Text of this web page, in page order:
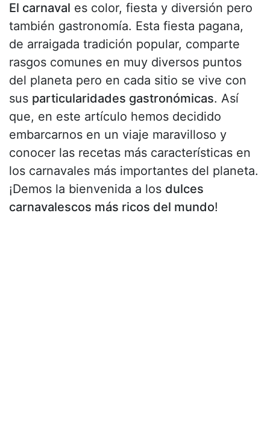
El carnaval es color, fiesta y diversión pero
también gastronomía. Esta fiesta pagana,
de arraigada tradición popular, comparte
rasgos comunes en muy diversos puntos
del planeta pero en cada sitio se vive con
sus particularidades gastronómicas. Así
que, en este artículo hemos decidido
embarcarnos en un viaje maravilloso y
conocer las recetas más características en
los carnavales más importantes del planeta.
¡Demos la bienvenida a los dulces
carnavalescos más ricos del mundo!